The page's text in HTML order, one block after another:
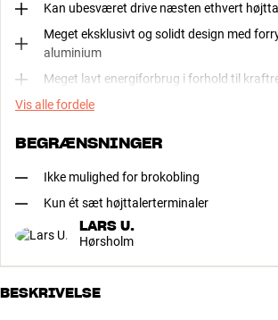
Kan ubesværet drive næsten ethvert
Meget eksklusivt og solidt design med
aluminium
Meget lavt energiforbrug i forhold til
Vis alle fordele
BEGRÆNSNINGER
Ikke mulighed for brokobling
Kun ét sæt højttalerterminaler
LARS U.
Hørsholm
BESKRIVELSE